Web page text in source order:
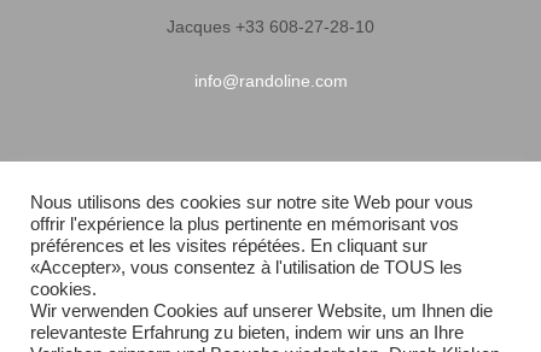
Jacques +33 608-27-28-10
info@randoline.com
Garantie matériel
Conditions générales de vente
Livraison rapide
Nous utilisons des cookies sur notre site Web pour vous
offrir l'expérience la plus pertinente en mémorisant vos
préférences et les visites répétées. En cliquant sur
«Accepter», vous consentez à l'utilisation de TOUS les
cookies.
Wir verwenden Cookies auf unserer Website, um Ihnen die
relevanteste Erfahrung zu bieten, indem wir uns an Ihre